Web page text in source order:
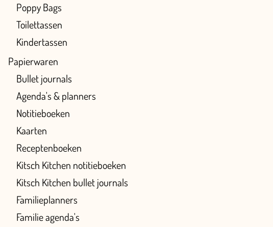
Poppy Bags
Toilettassen
Kindertassen
Papierwaren
Bullet journals
Agenda's & planners
Notitieboeken
Kaarten
Receptenboeken
Kitsch Kitchen notitieboeken
Kitsch Kitchen bullet journals
Familieplanners
Familie agenda's